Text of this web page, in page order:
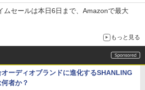
ムセールは本日6日まで、Amazonで最大
もっと見る
オーディオブランドに進化するSHANLING
何者か？